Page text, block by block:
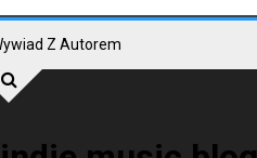
Z Autorem